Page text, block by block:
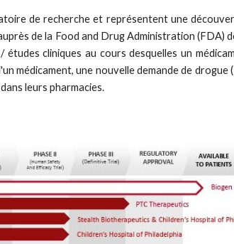
de recherche et représentent une
de la Food and Drug Administration (FDA)
études cliniques au cours desquelles un
médicament, une nouvelle demande de
leurs pharmacies.